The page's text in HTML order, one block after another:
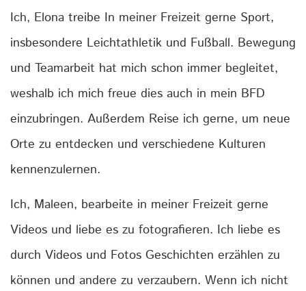
Ich, Elona treibe In meiner Freizeit gerne Sport,
insbesondere Leichtathletik und Fußball. Bewegung
und Teamarbeit hat mich schon immer begleitet,
weshalb ich mich freue dies auch in mein BFD
einzubringen. Außerdem Reise ich gerne, um neue
Orte zu entdecken und verschiedene Kulturen
kennenzulernen.
Ich, Maleen, bearbeite in meiner Freizeit gerne
Videos und liebe es zu fotografieren. Ich liebe es
durch Videos und Fotos Geschichten erzählen zu
können und andere zu verzaubern. Wenn ich nicht